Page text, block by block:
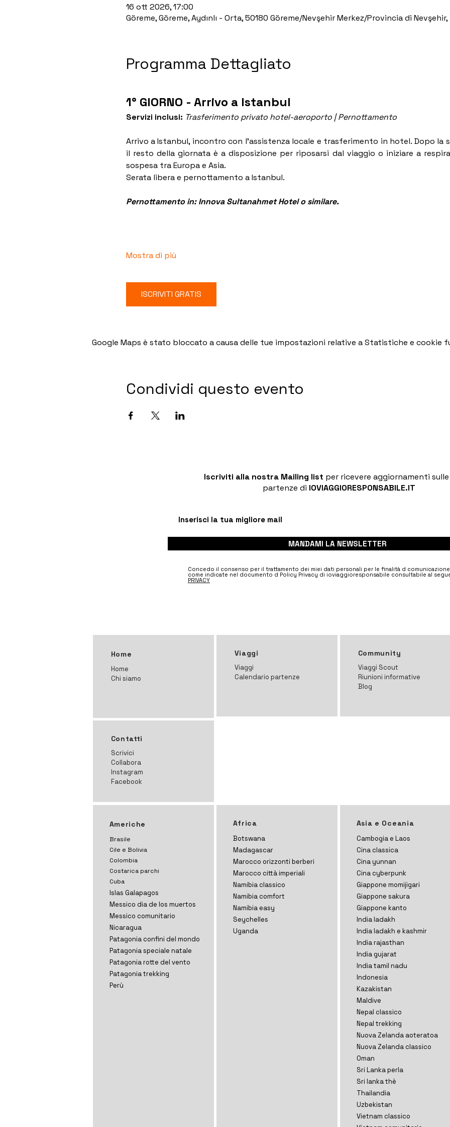
16 ott 2026, 17:00
Göreme, Göreme, Aydınlı - Orta, 50180 Göreme/Nevşehir Merkez/Provincia di
Programma Dettagliato
1° GIORNO - Arrivo a Istanbul
Servizi inclusi: Trasferimento privato hotel-aeroporto | Pernottamento
Arrivo a Istanbul, incontro con l’assistenza locale e trasferimento in hotel. Dopo la
il resto della giornata è a disposizione per riposarsi dal viaggio o iniziare a
sospesa tra Europa e Asia.
Serata libera e pernottamento a Istanbul.
Pernottamento in: Innova Sultanahmet Hotel o similare.
Mostra di più
ISCRIVITI GRATIS
Google Maps è stato bloccato a causa delle tue impostazioni relative a Statistiche e cookie
Condividi questo evento
Iscriviti alla nostra Mailing list per ricevere aggiornamenti
partenze di IOVIAGGIORESPONSABILE.IT
MANDAMI LA NEWSLETTER
Concedo il consenso per il trattamento dei miei dati personali per le finalità d
come indicate nel documento d Policy Privacy di ioviaggioresponsabile consultabile al
PRIVACY
Home
Home
Chi siamo
Viaggi
Viaggi
Calendario partenze
Community
Viaggi Scout
Riunioni informative
Blog
Contatti
Scrivici
Collabora
Instagram
Facebook
Americhe
Brasile
Cile e Bolivia
Colombia
Costarica parchi
Cuba
Islas Galapagos
Messico dia de los muertos
Messico comunitario
Nicaragua
Patagonia confini del mondo
Patagonia speciale natale
Patagonia rotte del vento
Patagonia trekking
Perù
Africa
Botswana
Madagascar
Marocco orizzonti berberi
Marocco città imperiali
Namibia classico
Namibia comfort
Namibia easy
Seychelles
Uganda
Asia e Oceania
Cambogia e Laos
Cina classica
Cina yunnan
Cina cyberpunk
Giappone momijigari
Giappone sakura
Giappone kanto
India ladakh
India ladakh e kashmir
India rajasthan
India gujarat
India tamil nadu
Indonesia
Kazakistan
Maldive
Nepal classico
Nepal trekking
Nuova Zelanda aoteratoa
Nuova Zelanda classico
Oman
Sri Lanka perla
Sri lanka thè
Thailandia
Uzbekistan
Vietnam classico